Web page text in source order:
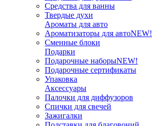
Средства для ванны
Твердые духи
Ароматы для авто
Ароматизаторы для автоNEW!
Сменные блоки
Подарки
Подарочные наборыNEW!
Подарочные сертификаты
Упаковка
Аксессуары
Палочки для диффузоров
Спички для свечей
Зажигалки